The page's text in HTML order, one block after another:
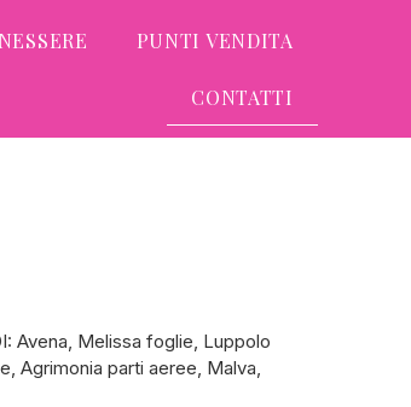
PUNTI VENDITA
CONTATTI
Avena, Melissa foglie, Luppolo
Agrimonia parti aeree, Malva,